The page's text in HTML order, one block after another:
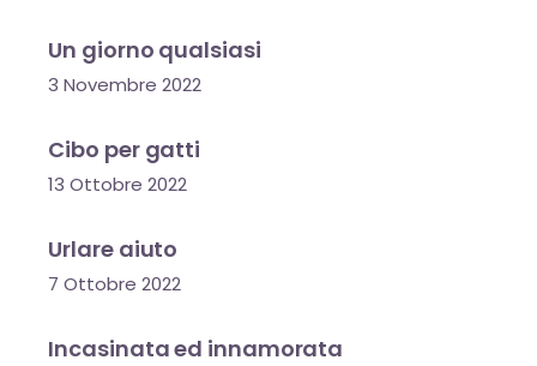
Un giorno qualsiasi
3 Novembre 2022
Cibo per gatti
13 Ottobre 2022
Urlare aiuto
7 Ottobre 2022
Incasinata ed innamorata